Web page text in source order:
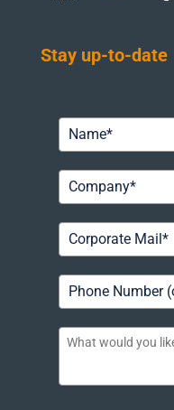
Stay up-to-date